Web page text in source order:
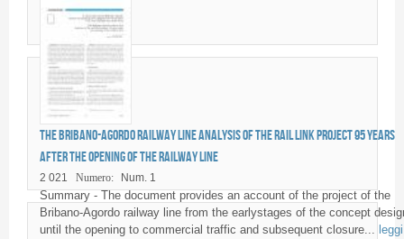
The Bribano-Agordo railway line Analysis of the rail link project 95 years
after the opening of the railway line
2 021 Numero: Num. 1
Summary - The document provides an account of the project of the
Bribano-Agordo railway line from the earlystages of the concept
until the opening to commercial traffic and subsequent closure... leggi